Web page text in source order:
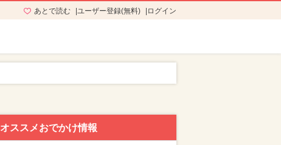
あとで読む ユーザー登録(無料) ログイン
オススメおでかけ情報